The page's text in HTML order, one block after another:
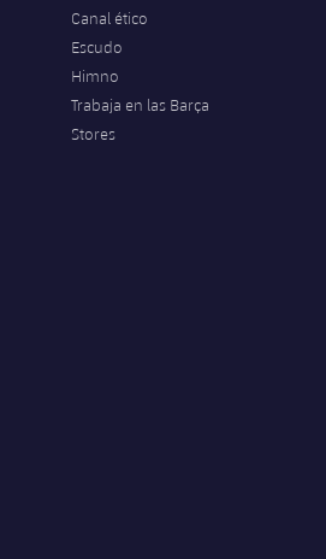
Canal ético
Escudo
Himno
Trabaja en las Barça
Stores